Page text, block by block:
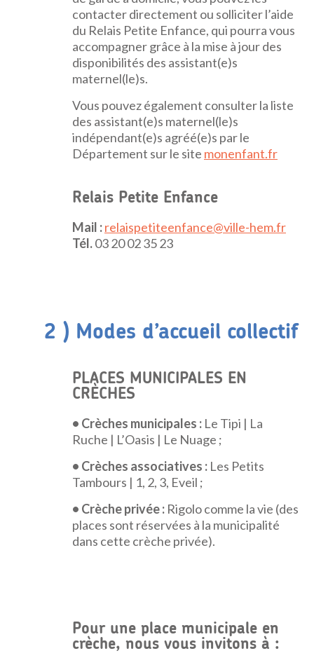
contacter directement ou solliciter l’aide
du Relais Petite Enfance, qui pourra vous
accompagner grâce à la mise à jour des
disponibilités des assistant(e)s
maternel(le)s.
Vous pouvez également consulter la liste
des assistant(e)s maternel(le)s
indépendant(e)s agréé(e)s par le
Département sur le site monenfant.fr
Relais Petite Enfance
Mail :relaispetiteenfance@ville-hem.fr
Tél.03 20 02 35 23
2 ) Modes d’accueil collectif
PLACES MUNICIPALES EN
CRÈCHES
• Crèches municipales :Le Tipi | La
Ruche | L’Oasis | Le Nuage ;
• Crèches associatives : Les Petits
Tambours | 1, 2, 3, Eveil ;
• Crèche privée : Rigolo comme la vie (des
places sont réservées à la municipalité
dans cette crèche privée).
Pour une place municipale en
crèche, nous vous invitons à :